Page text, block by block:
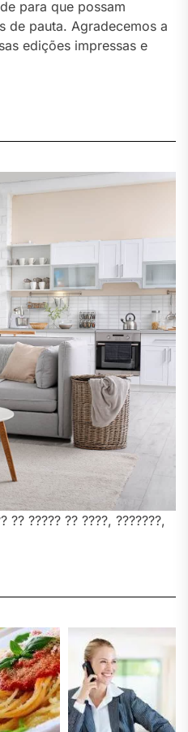
para que possam
de pauta. Agradecemos a
edições impressas e
?? ????? ?? ????, ???????,